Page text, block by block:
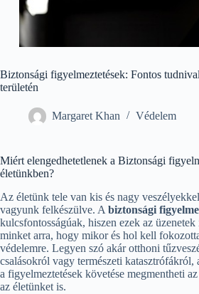
Biztonsági figyelmeztetések: Fontos
területén
Margaret Khan Védelem
Miért elengedhetetlenek a Biztonsági
életünkben?
Az életünk tele van kis és nagy
vagyunk felkészülve. A biztonsági
kulcsfontosságúak, hiszen ezek az
minket arra, hogy mikor és hol kell
védelemre. Legyen szó akár otthoni
csalásokról vagy természeti katasztrófákról,
a figyelmeztetések követése megmentheti
az életünket is.